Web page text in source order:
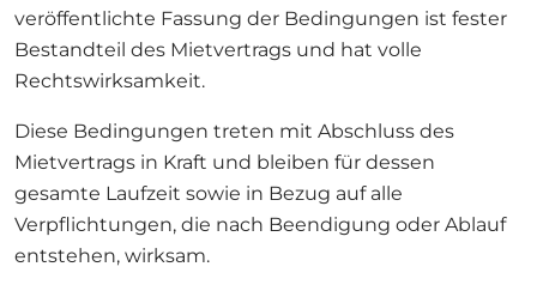
veröffentlichte Fassung der Bedingungen ist fester
Bestandteil des Mietvertrags und hat volle
Rechtswirksamkeit.
Diese Bedingungen treten mit Abschluss des
Mietvertrags in Kraft und bleiben für dessen
gesamte Laufzeit sowie in Bezug auf alle
Verpflichtungen, die nach Beendigung oder Ablauf
entstehen, wirksam.